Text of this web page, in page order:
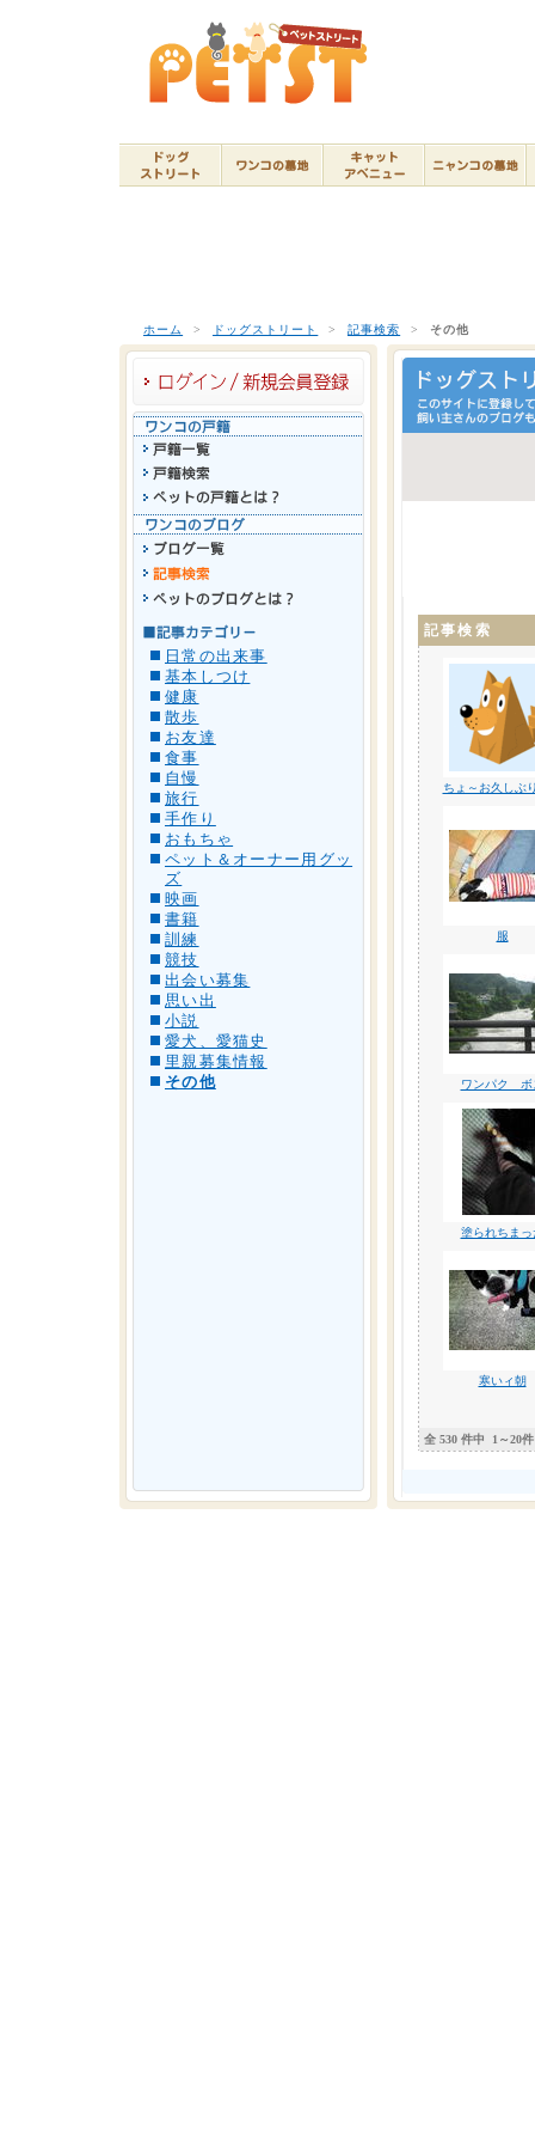
ホーム > ドッグストリート > 記事検索 > その他
日常の出来事
基本しつけ
健康
散歩
お友達
食事
自慢
旅行
手作り
おもちゃ
ペット＆オーナー用グッ
ズ
映画
書籍
訓練
競技
出会い募集
思い出
小説
愛犬、愛猫史
里親募集情報
その他
記事検索
ちょ～お久しぶ
服
ワンパク ボ
塗られちまっ
寒いィ朝
全 530 件中 1～20件